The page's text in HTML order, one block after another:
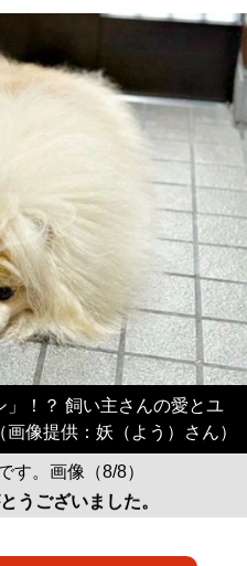
」！？ 飼い主さんの愛とユ
像提供：妖（よう）さん）
す。画像（8/8）
うございました。